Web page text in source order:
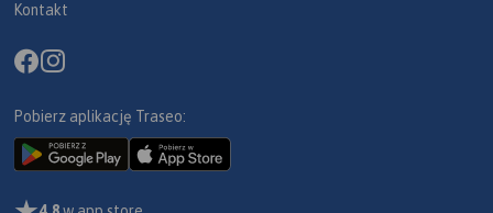
Kontakt
Pobierz aplikację Traseo: